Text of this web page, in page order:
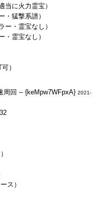
に火力霊宝）
猛撃系譜）
・霊宝なし）
霊宝なし）
）
周回 -- {keMpw7WFpxA} 2021-
ス）